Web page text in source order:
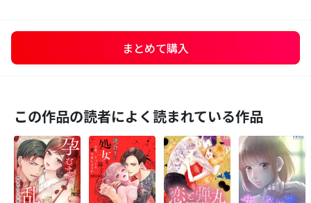
まとめて購入
この作品の読者によく読まれている作品